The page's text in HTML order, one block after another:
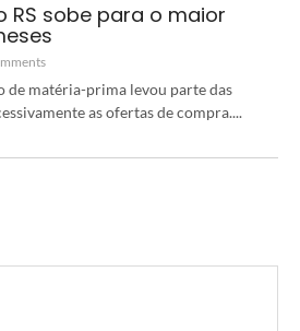
RS sobe para o maior
de matéria-prima levou parte das
as ofertas de compra....